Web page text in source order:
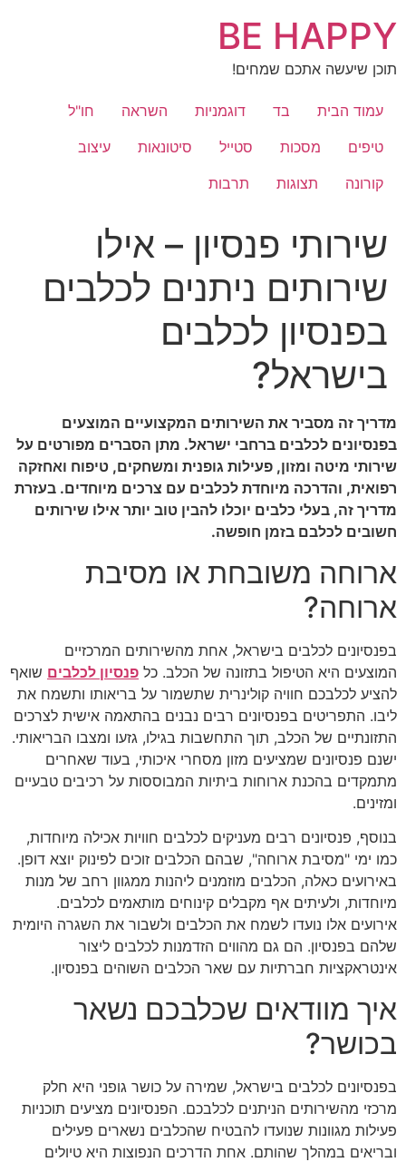
לתוכן
BE HAPPY
תוכן שיעשה אתכם שמחים!
עמוד הבית בד דוגמניות השראה
חו"ל
טיפים
מסכות סטייל סיטונאות
עיצוב
קורונה
תצוגות תרבות
שירותי פנסיון – אילו
שירותים ניתנים לכלבים
בפנסיון לכלבים
בישראל?
מדריך זה מסביר את השירותים המקצועיים המוצעים
בפנסיונים לכלבים ברחבי ישראל. מתן הסברים מפורטים על
שירותי מיטה ומזון, פעילות גופנית ומשחקים, טיפוח ואחזקה
רפואית, והדרכה מיוחדת לכלבים עם צרכים מיוחדים. בעזרת
מדריך זה, בעלי כלבים יוכלו להבין טוב יותר אילו שירותים
חשובים לכלבם בזמן חופשה.
ארוחה משובחת או מסיבת
ארוחה?
בפנסיונים לכלבים בישראל, אחת מהשירותים המרכזיים
המוצעים היא הטיפול בתזונה של הכלב. כל פנסיון לכלבים שואף
להציע לכלבכם חוויה קולינרית שתשמור על בריאותו ותשמח את
ליבו. התפריטים בפנסיונים רבים נבנים בהתאמה אישית לצרכים
התזונתיים של הכלב, תוך התחשבות בגילו, גזעו ומצבו הבריאותי.
ישנם פנסיונים שמציעים מזון מסחרי איכותי, בעוד שאחרים
מתמקדים בהכנת ארוחות ביתיות המבוססות על רכיבים טבעיים
ומזינים.
בנוסף, פנסיונים רבים מעניקים לכלבים חוויות אכילה מיוחדות,
כמו ימי "מסיבת ארוחה", שבהם הכלבים זוכים לפינוק יוצא דופן.
באירועים כאלה, הכלבים מוזמנים ליהנות ממגוון רחב של מנות
מיוחדות, ולעיתים אף מקבלים קינוחים מותאמים לכלבים.
אירועים אלו נועדו לשמח את הכלבים ולשבור את השגרה היומית
שלהם בפנסיון. הם גם מהווים הזדמנות לכלבים ליצור
אינטראקציות חברתיות עם שאר הכלבים השוהים בפנסיון.
איך מוודאים שכלבכם נשאר
בכושר?
בפנסיונים לכלבים בישראל, שמירה על כושר גופני היא חלק
מרכזי מהשירותים הניתנים לכלבכם. הפנסיונים מציעים תוכניות
פעילות מגוונות שנועדו להבטיח שהכלבים נשארים פעילים
ובריאים במהלך שהותם. אחת הדרכים הנפוצות היא טיולים